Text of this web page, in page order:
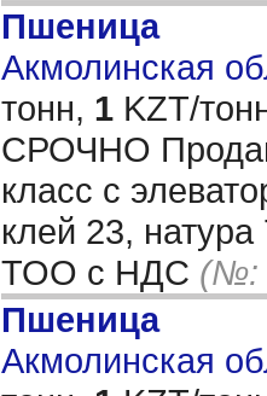
Пшеница
Акмолинская
тонн, 1 KZT/
СРОЧНО
класс с
клей 23,
ТОО с НДС (№:
Пшеница
Акмолинская